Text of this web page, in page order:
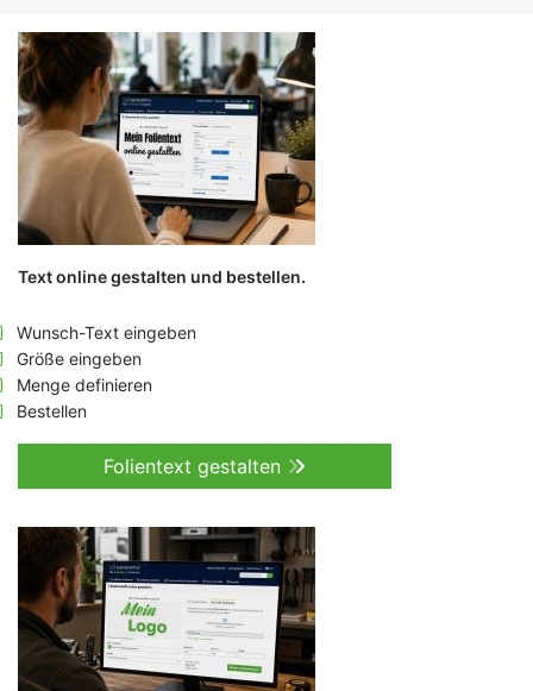
Text online gestalten und bestellen.
Wunsch-Text eingeben
Größe eingeben
Menge definieren
Bestellen
Folientext gestalten